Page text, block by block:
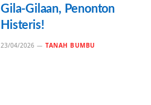
Gila-Gilaan, Penonton
Histeris!
23/04/2026 TANAH BUMBU